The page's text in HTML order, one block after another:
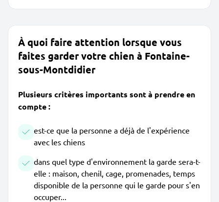
À quoi faire attention lorsque vous
faites garder votre chien à Fontaine-
sous-Montdidier
Plusieurs critères importants sont à prendre en
compte :
est-ce que la personne a déjà de l'expérience
avec les chiens
dans quel type d'environnement la garde sera-t-
elle : maison, chenil, cage, promenades, temps
disponible de la personne qui le garde pour s'en
occuper...